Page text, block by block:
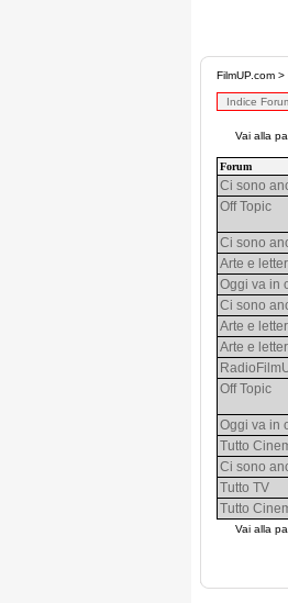
FilmUP.com >
Indice
Vai alla
Forum
Ci sono
Off Topic
Ci sono
Arte e
Oggi va in
Ci sono
Arte e
Arte e
Off Topic
Oggi va in
Tutto
Ci sono
Tutto TV
Tutto
Vai alla